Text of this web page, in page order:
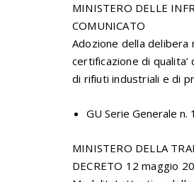
MINISTERO DELLE
COMUNICATO
Adozione della
certificazione di
di rifiuti industriali e di
GU Serie Generale
MINISTERO DELLA
DECRETO 12 maggio